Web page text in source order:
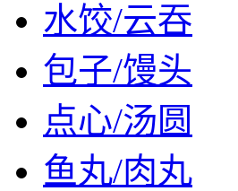
水饺/云吞
包子/馒头
点心/汤圆
鱼丸/肉丸